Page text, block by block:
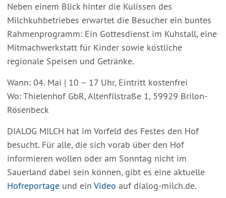
Neben einem Blick hinter die Kulissen des
Milchkuhbetriebes erwartet die Besucher ein buntes
Rahmenprogramm: Ein Gottesdienst im Kuhstall, eine
Mitmachwerkstatt für Kinder sowie köstliche
regionale Speisen und Getränke.
Wann: 04. Mai | 10 – 17 Uhr, Eintritt kostenfrei
Wo: Thielenhof GbR, Altenfilstraße 1, 59929 Brilon-
Rösenbeck
DIALOG MILCH hat im Vorfeld des Festes den Hof
besucht. Für alle, die sich vorab über den Hof
informieren wollen oder am Sonntag nicht im
Sauerland dabei sein können, gibt es eine aktuelle
Hofreportageund ein Video auf dialog-milch.de.